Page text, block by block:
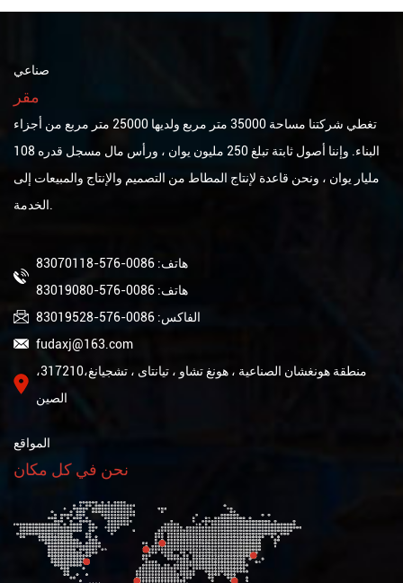
صناعي
مقر
تغطي شركتنا مساحة 35000 متر مربع ولديها 25000 متر مربع من أجزاء
البناء. وإننا أصول ثابتة تبلغ 250 مليون يوان ، ورأس مال مسجل قدره 108
مليار يوان ، ونحن قاعدة لإنتاج المطاط من التصميم والإنتاج والمبيعات إلى
الخدمة.
هاتف: 0086-576-83070118
هاتف: 0086-576-83019080
الفاكس: 0086-576-83019528
fudaxj@163.com
منطقة هونغشان الصناعية ، هونغ تشاو ، تيانتاى ، تشجيانغ،317210،
الصين
المواقع
نحن في كل مكان